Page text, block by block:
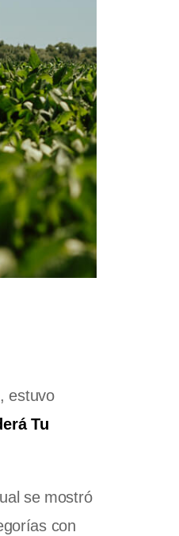
, estuvo
Tu
se mostró
con